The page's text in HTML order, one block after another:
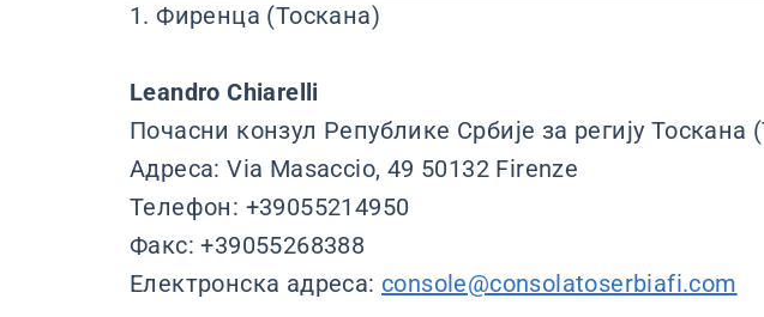
1. Фиренца (Тоскана)
Leandro Chiarelli
Почасни конзул Републике Србије за регију Тоскана
Адреса: Via Masaccio, 49 50132 Firenze
Телефон: +39055214950
Факс: +39055268388
Електронска адреса: console@consolatoserbiafi.com